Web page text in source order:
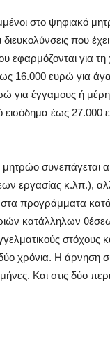
στο ψηφιακό
που
εφαρμόζονται για
16.000 ευρώ για
για έγγαμους ή
εισόδημα έως
συνεπάγεται
εργασίας κ.λπ.),
προγράμματα
κατάλληλων
στόχους
χρόνια. Η άρνηση
Και στις δύο